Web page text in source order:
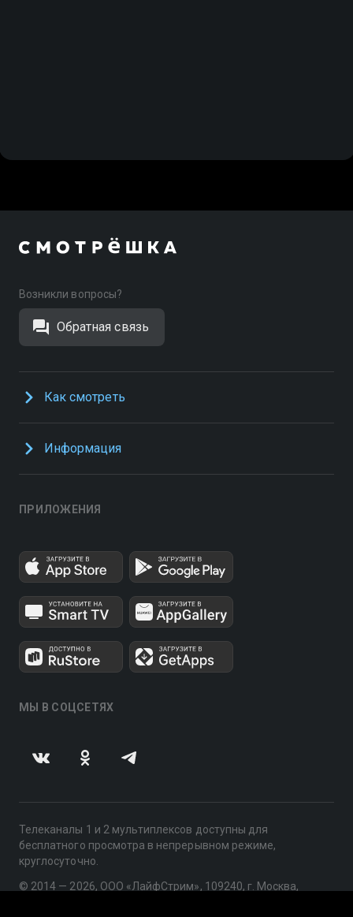
Возникли вопросы?
Обратная связь
Как смотреть
Информация
ПРИЛОЖЕНИЯ
МЫ В СОЦСЕТЯХ
Телеканалы 1 и 2 мультиплексов доступны для
бесплатного просмотра в непрерывном режиме,
круглосуточно.
© 2014 — 2026, ООО «ЛайфСтрим», 109240, г. Москва,